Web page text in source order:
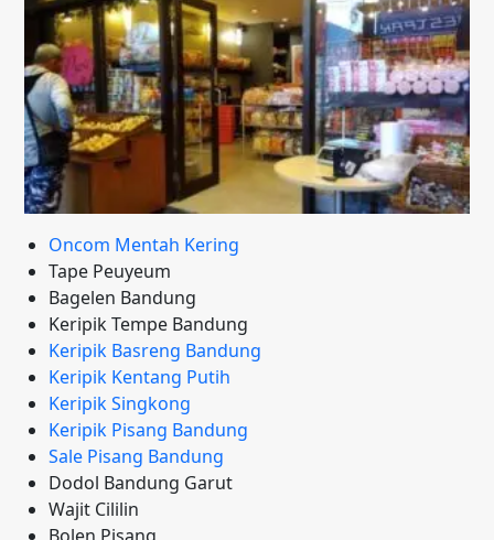
Oncom Mentah Kering
Tape Peuyeum
Bagelen Bandung
Keripik Tempe Bandung
Keripik Basreng Bandung
Keripik Kentang Putih
Keripik Singkong
Keripik Pisang Bandung
Sale Pisang Bandung
Dodol Bandung Garut
Wajit Cililin
Bolen Pisang